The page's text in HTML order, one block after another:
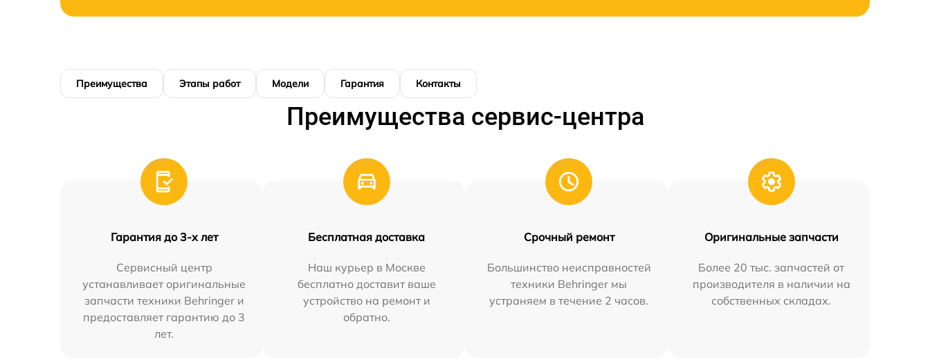
Преимущества Этапы работ Модели Гарантия Контакты
Преимущества сервис-центра
Гарантия до 3-х лет
Сервисный центр
устанавливает оригинальные
запчасти техники Behringer и
предоставляет гарантию до 3
лет.
Бесплатная доставка
Наш курьер в Москве
бесплатно доставит ваше
устройство на ремонт и
обратно.
Срочный ремонт
Большинство неисправностей
техники Behringer мы
устраняем в течение 2 часов.
Оригинальные запчасти
Более 20 тыс. запчастей от
производителя в наличии на
собственных складах.